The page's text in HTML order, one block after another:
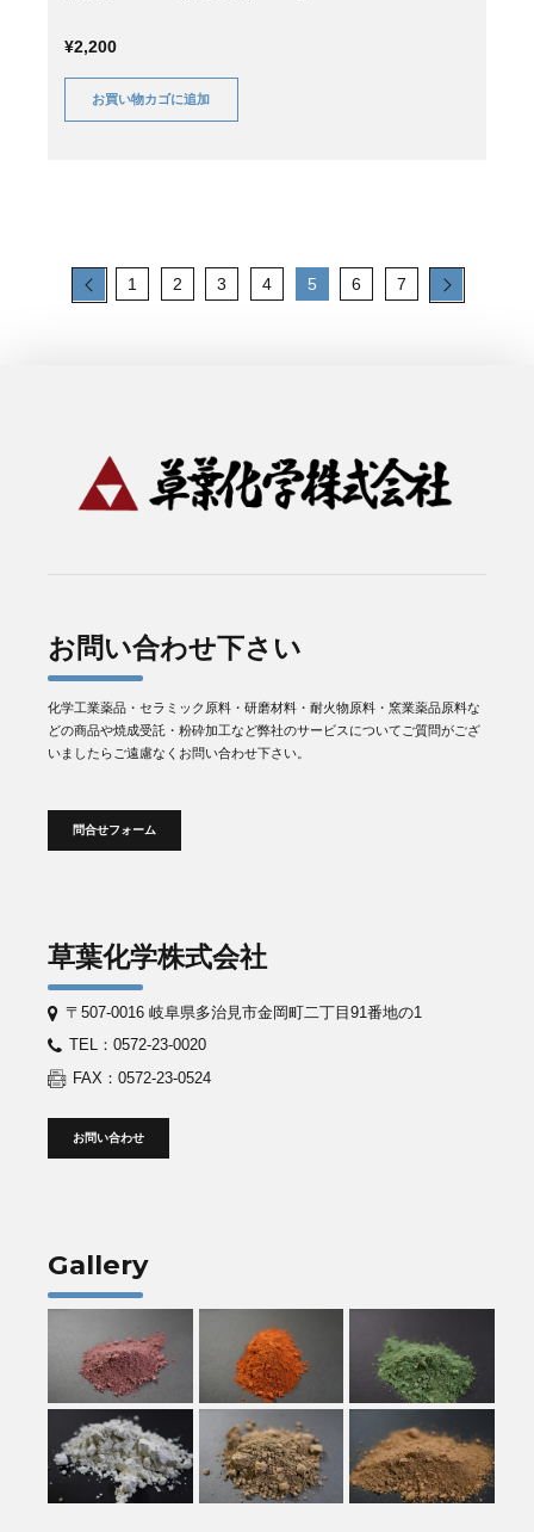
¥2,200
お買い物カゴに追加
← 1 2 3 4 5 6 7 →
お問い合わせ下さい
化学工業薬品・セラミック原料・研磨材料・耐火物原料・窯業薬品原料な
どの商品や焼成受託・粉砕加工など弊社のサービスについてご質問がござ
いましたらご遠慮なくお問い合わせ下さい。
問合せフォーム
草葉化学株式会社
〒507-0016 岐阜県多治見市金岡町二丁目91番地の1
TEL：0572-23-0020
FAX：0572-23-0524
お問い合わせ
Gallery